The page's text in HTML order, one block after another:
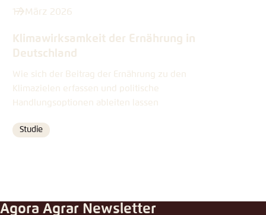
17. März 2026
Klimawirksamkeit der Ernährung in
Deutschland
Wie sich der Beitrag der Ernährung zu den
Klimazielen erfassen und politische
Handlungsoptionen ableiten lassen
Format
Studie
Agora Agrar Newsletter